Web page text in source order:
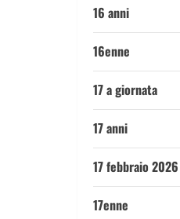
16 anni
16enne
17 a giornata
17 anni
17 febbraio 2026
17enne